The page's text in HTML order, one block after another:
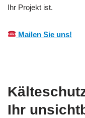
Ihr Projekt ist.
Mailen Sie uns!
Ihr